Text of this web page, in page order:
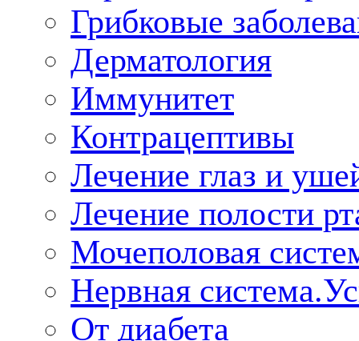
Грибковые
Дерматология
Иммунитет
Контрацептивы
Лечение глаз и
Лечение полости
Мочеполовая
Нервная
От диабета